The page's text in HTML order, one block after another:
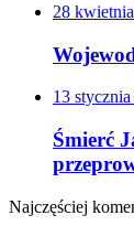
28
13
Śmierć
Najczęściej